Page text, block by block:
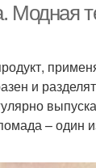
и
– один